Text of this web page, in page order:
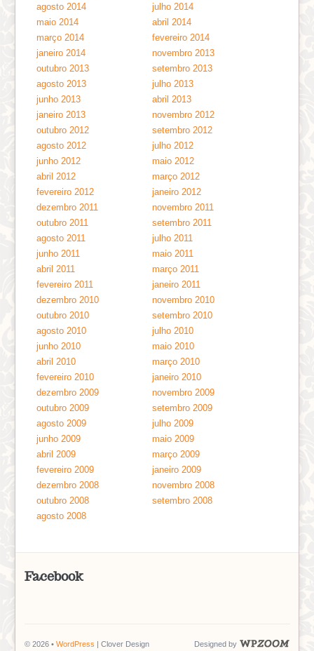
agosto 2014
julho 2014
maio 2014
abril 2014
março 2014
fevereiro 2014
janeiro 2014
novembro 2013
outubro 2013
setembro 2013
agosto 2013
julho 2013
junho 2013
abril 2013
janeiro 2013
novembro 2012
outubro 2012
setembro 2012
agosto 2012
julho 2012
junho 2012
maio 2012
abril 2012
março 2012
fevereiro 2012
janeiro 2012
dezembro 2011
novembro 2011
outubro 2011
setembro 2011
agosto 2011
julho 2011
junho 2011
maio 2011
abril 2011
março 2011
fevereiro 2011
janeiro 2011
dezembro 2010
novembro 2010
outubro 2010
setembro 2010
agosto 2010
julho 2010
junho 2010
maio 2010
abril 2010
março 2010
fevereiro 2010
janeiro 2010
dezembro 2009
novembro 2009
outubro 2009
setembro 2009
agosto 2009
julho 2009
junho 2009
maio 2009
abril 2009
março 2009
fevereiro 2009
janeiro 2009
dezembro 2008
novembro 2008
outubro 2008
setembro 2008
agosto 2008
Facebook
© 2026 • WordPress | Clover Design
Designed by